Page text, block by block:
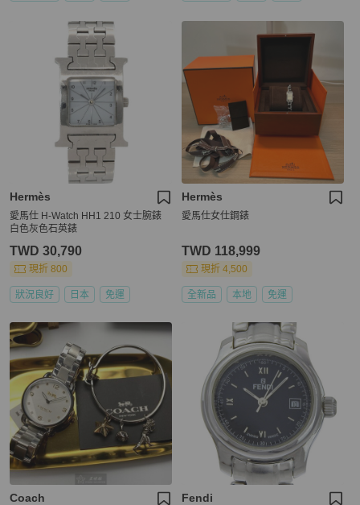
Hermès
愛馬仕 H-Watch HH1 210 女士腕錶
白色灰色石英錶
TWD 30,790
現折 800
狀況良好 日本 免運
Hermès
愛馬仕女仕鋼錶
TWD 118,999
現折 4,500
全新品 本地 免運
Coach Fendi